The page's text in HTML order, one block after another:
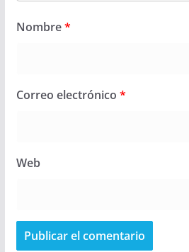
Nombre*
Correo electrónico *
Web